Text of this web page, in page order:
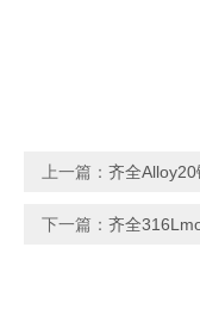
上一篇： 齐全
下一篇： 齐全